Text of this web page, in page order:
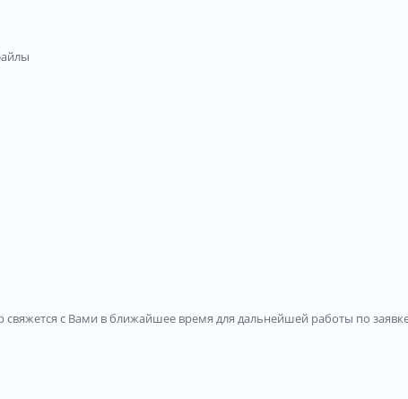
с Вами в ближайшее время для дальнейшей работы по